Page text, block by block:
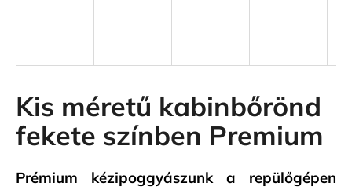
Kis méretű kabinbőrönd
fekete színben Premium
Prémium kézipoggyászunk a repülőgépen
j
n
l
j
u
k